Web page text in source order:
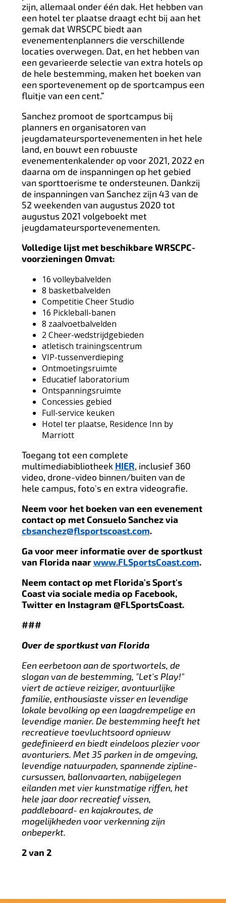
zijn, allemaal onder één dak. Het hebben van
een hotel ter plaatse draagt echt bij aan het
gemak dat WRSCPC biedt aan
evenementenplanners die verschillende
locaties overwegen. Dat, en het hebben van
een gevarieerde selectie van extra hotels op
de hele bestemming, maken het boeken van
een sportevenement op de sportcampus een
fluitje van een cent.”
Sanchez promoot de sportcampus bij
planners en organisatoren van
jeugdamateursportevenementen in het hele
land, en bouwt een robuuste
evenementenkalender op voor 2021, 2022 en
daarna om de inspanningen op het gebied
van sporttoerisme te ondersteunen. Dankzij
de inspanningen van Sanchez zijn 43 van de
52 weekenden van augustus 2020 tot
augustus 2021 volgeboekt met
jeugdamateursportevenementen.
Volledige lijst met beschikbare WRSCPC-
voorzieningen Omvat:
16 volleybalvelden
8 basketbalvelden
Competitie Cheer Studio
16 Pickleball-banen
8 zaalvoetbalvelden
2 Cheer-wedstrijdgebieden
atletisch trainingscentrum
VIP-tussenverdieping
Ontmoetingsruimte
Educatief laboratorium
Ontspanningsruimte
Concessies gebied
Full-service keuken
Hotel ter plaatse, Residence Inn by
Marriott
Toegang tot een complete
multimediabibliotheek HIER, inclusief 360
video, drone-video binnen/buiten van de
hele campus, foto's en extra videografie.
Neem voor het boeken van een evenement
contact op met Consuelo Sanchez via
cbsanchez@flsportscoast.com.
Ga voor meer informatie over de sportkust
van Florida naarwww.FLSportsCoast.com.
Neem contact op met Florida's Sport's
Coast via sociale media op Facebook,
Twitter en Instagram @FLSportsCoast.
###
Over de sportkust van Florida
Een eerbetoon aan de sportwortels, de
slogan van de bestemming, "Let's Play!"
viert de actieve reiziger, avontuurlijke
familie, enthousiaste visser en levendige
lokale bevolking op een laagdrempelige en
levendige manier. De bestemming heeft het
recreatieve toevluchtsoord opnieuw
gedefinieerd en biedt eindeloos plezier voor
avonturiers. Met 35 parken in de omgeving,
levendige natuurpaden, spannende zipline-
cursussen, ballonvaarten, nabijgelegen
eilanden met vier kunstmatige riffen, het
hele jaar door recreatief vissen,
paddleboard- en kajakroutes, de
mogelijkheden voor verkenning zijn
onbeperkt.
2 van 2